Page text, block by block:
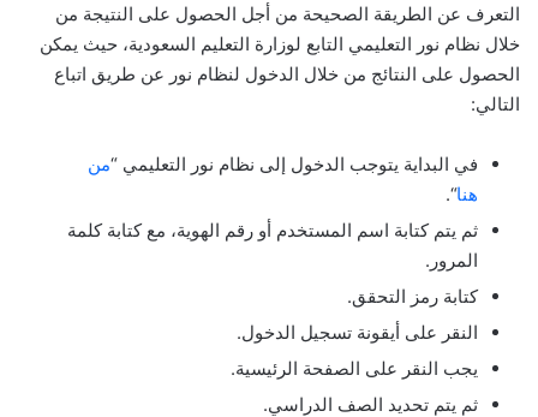
التعرف عن الطريقة الصحيحة من أجل الحصول على النتيجة من
خلال نظام نور التعليمي التابع لوزارة التعليم السعودية، حيث يمكن
الحصول على النتائج من خلال الدخول لنظام نور عن طريق اتباع
التالي:
في البداية يتوجب الدخول إلى نظام نور التعليمي “من
هنا“.
ثم يتم كتابة اسم المستخدم أو رقم الهوية، مع كتابة كلمة
المرور.
كتابة رمز التحقق.
النقر على أيقونة تسجيل الدخول.
يجب النقر على الصفحة الرئيسية.
ثم يتم تحديد الصف الدراسي.